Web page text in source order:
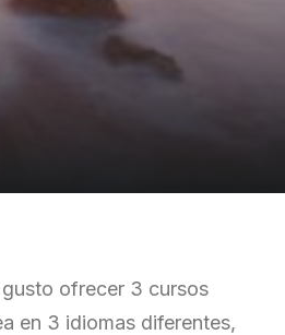
ofrecer 3 cursos
en 3 idiomas diferentes,